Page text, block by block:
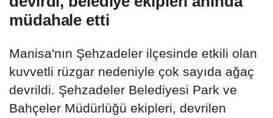
müdahale etti
Manisa'nın Şehzadeler ilçesinde etkili olan
kuvvetli rüzgar nedeniyle çok sayıda ağaç
devrildi. Şehzadeler Belediyesi Park ve
Bahçeler Müdürlüğü ekipleri, devrilen